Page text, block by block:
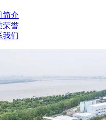
简介
荣誉
我们